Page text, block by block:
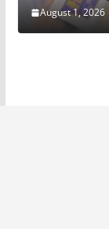
August 1, 2026